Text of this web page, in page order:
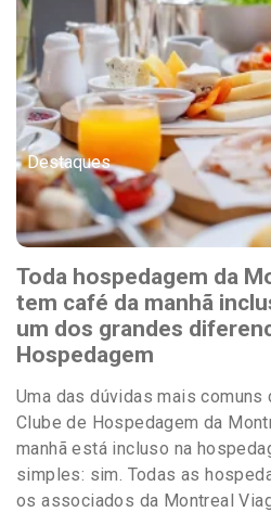
Destaques
Toda hospedagem da
tem café da manhã
um dos grandes
Hospedagem
Uma das dúvidas mais comuns
Clube de Hospedagem da
manhã está incluso na
simples: sim. Todas as
os associados da Montreal